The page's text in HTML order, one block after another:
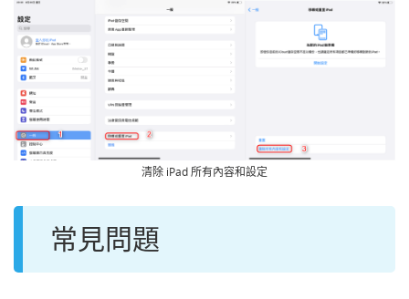
清除 iPad 所有內容和設定
常見問題